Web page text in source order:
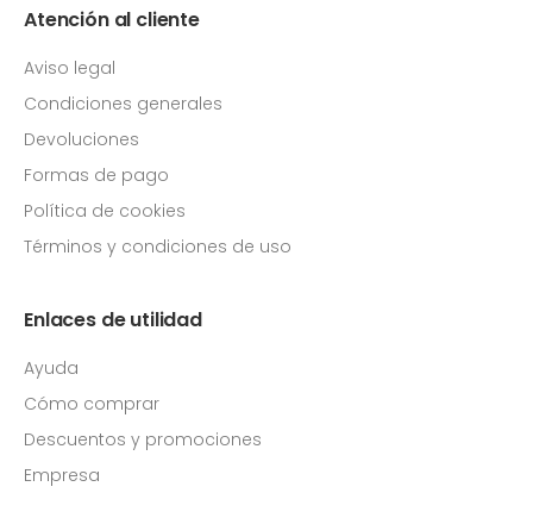
Atención al cliente
Aviso legal
Condiciones generales
Devoluciones
Formas de pago
Política de cookies
Términos y condiciones de uso
Enlaces de utilidad
Ayuda
Cómo comprar
Descuentos y promociones
Empresa